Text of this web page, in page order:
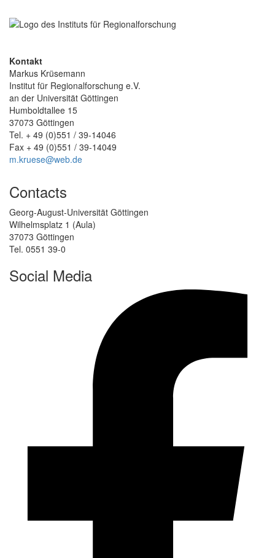
Kontakt
Markus Krüsemann
Institut für Regionalforschung e.V.
an der Universität Göttingen
Humboldtallee 15
37073 Göttingen
Tel. + 49 (0)551 / 39-14046
Fax + 49 (0)551 / 39-14049
m.kruese@web.de
Contacts
Georg-August-Universität Göttingen
Wilhelmsplatz 1 (Aula)
37073 Göttingen
Tel. 0551 39-0
Social Media